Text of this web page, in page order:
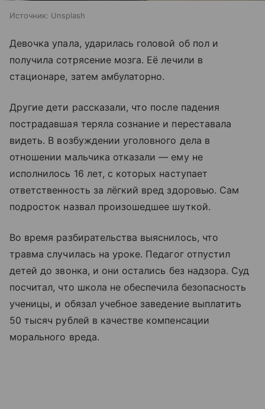
Источник: Unsplash
Девочка упала, ударилась головой об пол и
получила сотрясение мозга. Её лечили в
стационаре, затем амбулаторно.
Другие дети рассказали, что после падения
пострадавшая теряла сознание и переставала
видеть. В возбуждении уголовного дела в
отношении мальчика отказали — ему не
исполнилось 16 лет, с которых наступает
ответственность за лёгкий вред здоровью. Сам
подросток назвал произошедшее шуткой.
Во время разбирательства выяснилось, что
травма случилась на уроке. Педагог отпустил
детей до звонка, и они остались без надзора. Суд
посчитал, что школа не обеспечила безопасность
ученицы, и обязал учебное заведение выплатить
50 тысяч рублей в качестве компенсации
морального вреда.